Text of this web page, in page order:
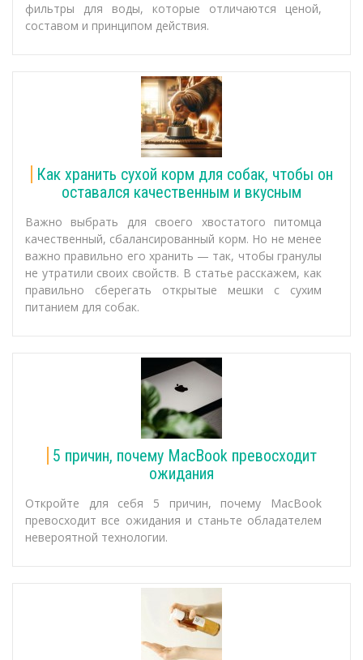
фильтры для воды, которые отличаются ценой,
составом и принципом действия.
Как хранить сухой корм для собак, чтобы он
оставался качественным и вкусным
Важно выбрать для своего хвостатого питомца
качественный, сбалансированный корм. Но не менее
важно правильно его хранить — так, чтобы гранулы
не утратили своих свойств. В статье расскажем, как
правильно сберегать открытые мешки с сухим
питанием для собак.
5 причин, почему MacBook превосходит
ожидания
Откройте для себя 5 причин, почему MacBook
превосходит все ожидания и станьте обладателем
невероятной технологии.